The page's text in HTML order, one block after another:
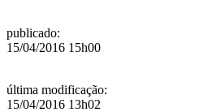
publicado:
15/04/2016 15h00
última modificação:
15/04/2016 13h02